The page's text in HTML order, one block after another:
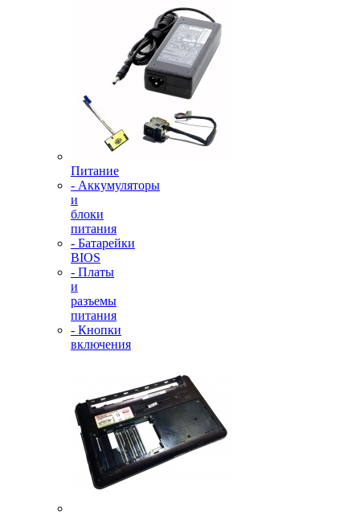
Питание
- Аккумуляторы
и
блоки
питания
- Батарейки
BIOS
- Платы
и
разъемы
питания
- Кнопки
включения